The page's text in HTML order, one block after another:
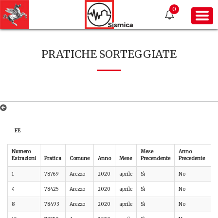
0
PRATICHE SORTEGGIATE
FE
Numero
Estrazioni
Pratica Comune Anno Mese
Mese
Precendente
Anno
Precedente
1 78769 Arezzo 2020 aprile Sì No
4 78425 Arezzo 2020 aprile Sì No
8 78493 Arezzo 2020 aprile Sì No